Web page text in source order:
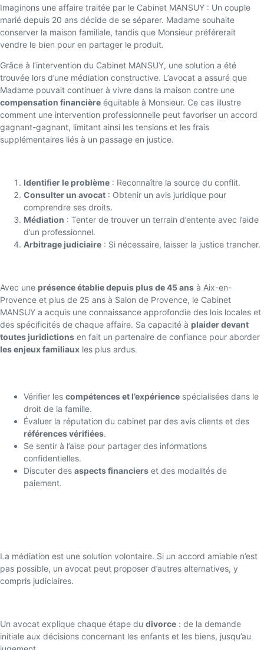
Imaginons une affaire traitée par le Cabinet MANSUY : Un couple
marié depuis 20 ans décide de se séparer. Madame souhaite
conserver la maison familiale, tandis que Monsieur préférerait
vendre le bien pour en partager le produit.
Grâce à l’intervention du Cabinet MANSUY, une solution a été
trouvée lors d’une médiation constructive. L’avocat a assuré que
Madame pouvait continuer à vivre dans la maison contre une
compensation financière équitable à Monsieur. Ce cas illustre
comment une intervention professionnelle peut favoriser un accord
gagnant-gagnant, limitant ainsi les tensions et les frais
supplémentaires liés à un passage en justice.
Identifier le problème : Reconnaître la source du conflit.
Consulter un avocat : Obtenir un avis juridique pour
comprendre ses droits.
Médiation : Tenter de trouver un terrain d’entente avec l’aide
d’un professionnel.
Arbitrage judiciaire : Si nécessaire, laisser la justice trancher.
Avec une présence établie depuis plus de 45 ans à Aix-en-
Provence et plus de 25 ans à Salon de Provence, le Cabinet
MANSUY a acquis une connaissance approfondie des lois locales et
des spécificités de chaque affaire. Sa capacité à plaider devant
toutes juridictions en fait un partenaire de confiance pour aborder
les enjeux familiaux les plus ardus.
Vérifier les compétences et l’expérience spécialisées dans le
droit de la famille.
Évaluer la réputation du cabinet par des avis clients et des
références vérifiées.
Se sentir à l’aise pour partager des informations
confidentielles.
Discuter des aspects financiers et des modalités de
paiement.
La médiation est une solution volontaire. Si un accord amiable n’est
pas possible, un avocat peut proposer d’autres alternatives, y
compris judiciaires.
Un avocat explique chaque étape du divorce : de la demande
initiale aux décisions concernant les enfants et les biens, jusqu’au